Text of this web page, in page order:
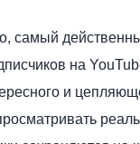
самый
на
и